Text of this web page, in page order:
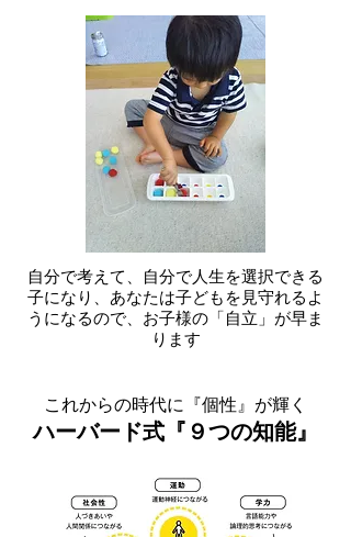
自分で考えて、自分で人生を選択できる
子になり、あなたは子どもを見守れるよ
うになるので、お子様の「自立」が早ま
ります
これからの時代に『個性』が輝く
ハーバード式『９つの知能』